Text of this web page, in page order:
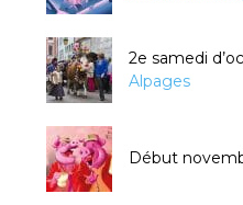
2e samedi
Alpages
Début